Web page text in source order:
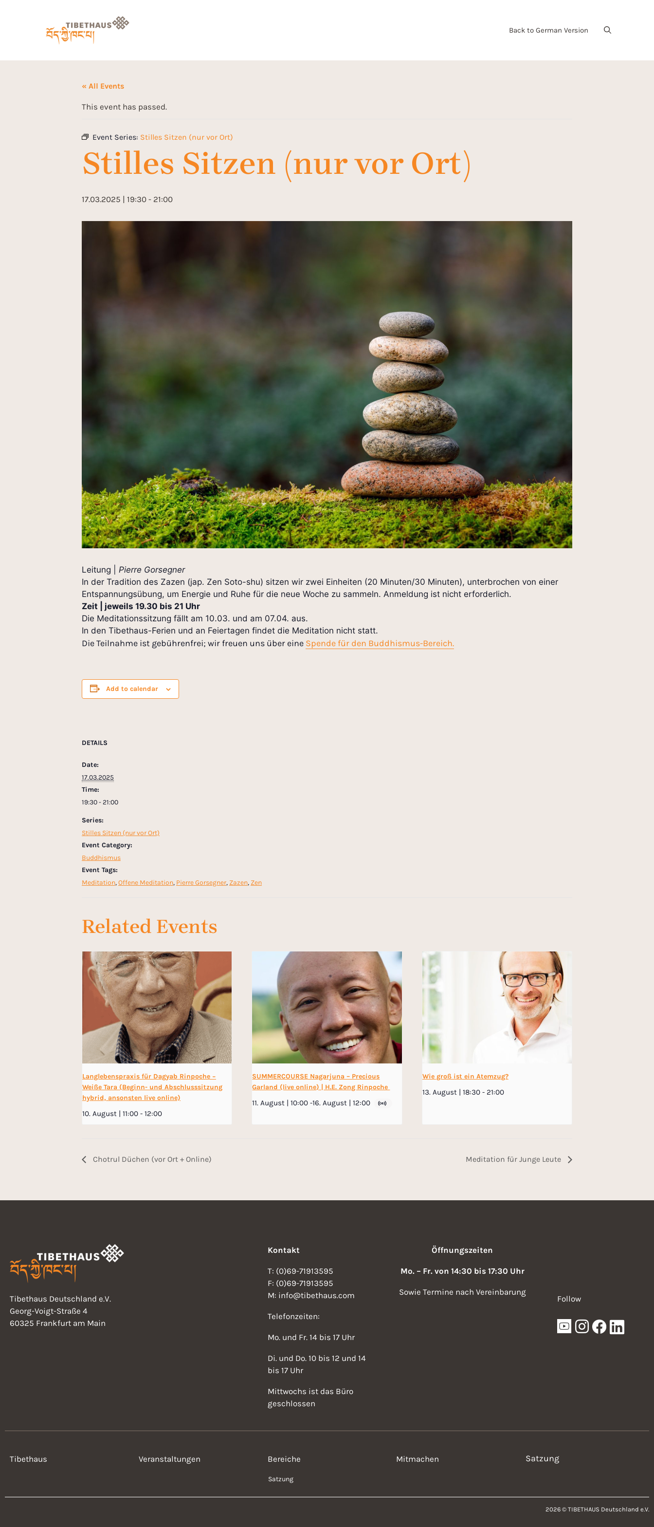
Back to German Version
« All Events
This event has passed.
Event Series: Stilles Sitzen (nur vor Ort)
Stilles Sitzen (nur vor Ort)
17.03.2025 | 19:30 - 21:00
Leitung | Pierre Gorsegner
In der Tradition des Zazen (jap. Zen Soto-shu) sitzen wir zwei Einheiten (20 Minuten/30 Minuten), unterbrochen von einer
Entspannungsübung, um Energie und Ruhe für die neue Woche zu sammeln. Anmeldung ist nicht erforderlich.
Zeit | jeweils 19.30 bis 21 Uhr
Die Meditationssitzung fällt am 10.03. und am 07.04. aus.
In den Tibethaus-Ferien und an Feiertagen findet die Meditation nicht statt.
Die Teilnahme ist gebührenfrei; wir freuen uns über eine Spende für den Buddhismus-Bereich.
Add to calendar
DETAILS
Date:
17.03.2025
Time:
19:30 - 21:00
Series:
Stilles Sitzen (nur vor Ort)
Event Category:
Buddhismus
Event Tags:
Meditation,Offene Meditation, Pierre Gorsegner, Zazen, Zen
Related Events
Langlebenspraxis für Dagyab Rinpoche −
Weiße Tara (Beginn- und Abschlusssitzung
hybrid, ansonsten live online)
10. August | 11:00 - 12:00
SUMMERCOURSE Nagarjuna – Precious
Garland (live online) | H.E. Zong Rinpoche
11. August | 10:00 -16. August | 12:00
Wie groß ist ein Atemzug?
13. August | 18:30 - 21:00
Chotrul Düchen (vor Ort + Online) Meditation für Junge Leute
Tibethaus Deutschland e.V.
Georg-Voigt-Straße 4
60325 Frankfurt am Main
Kontakt
T: (0)69-71913595
F: (0)69-71913595
M: info@tibethaus.com
Telefonzeiten:
Mo. und Fr. 14 bis 17 Uhr
Di. und Do. 10 bis 12 und 14
bis 17 Uhr
Mittwochs ist das Büro
geschlossen
Öffnungszeiten
Mo. – Fr. von 14:30 bis 17:30 Uhr
Sowie Termine nach Vereinbarung
Follow
Tibethaus Veranstaltungen Bereiche
Satzung
Mitmachen Satzung
2026 © TIBETHAUS Deutschland e.V.